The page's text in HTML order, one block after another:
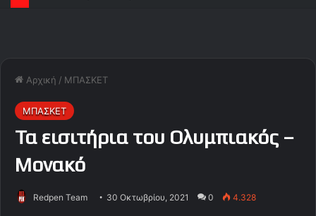
Αρχική / ΜΠΑΣΚΕΤ
ΜΠΑΣΚΕΤ
Τα εισιτήρια του Ολυμπιακός –
Μονακό
Redpen Team 30 Οκτωβρίου, 2021 0 4.328